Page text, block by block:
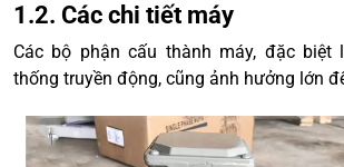
1.2. Các chi tiết máy
Các bộ phận cấu thành máy, đặc biệt
thống truyền động, cũng ảnh hưởng lớn